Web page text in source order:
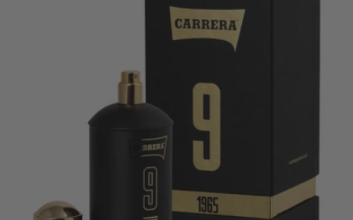
el archivo 0 en una ventana modal